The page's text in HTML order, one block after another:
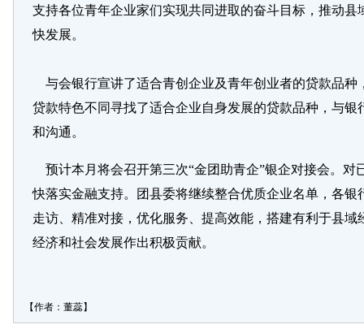
支持各位青年企业家们实现共同进取的奋斗目标，推动县
快发展。
与会银行宣讲了适合青创企业及青年创业者的贷款品种
贷款特色不同寻找了适合企业自身发展的贷款品种，与银
和沟通。
预计本月将会召开第三次“金团助青企”银企对接会。对
快落实金融支持。团县委将继续整合优质企业名单，各银
走访、精准对接，优化服务、提高效能，搭建有利于县域
经济和社会发展作出积极贡献。
【作者：董蕊】